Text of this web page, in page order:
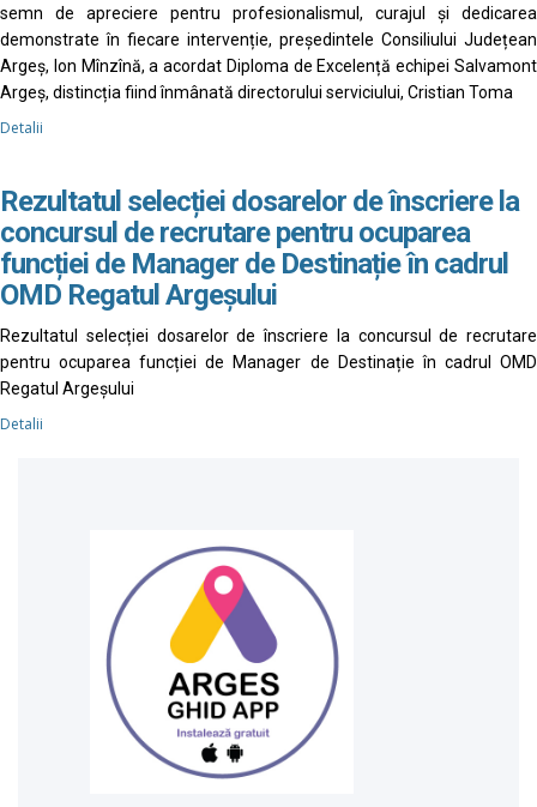
semn de apreciere pentru profesionalismul, curajul și dedicarea
demonstrate în fiecare intervenție, președintele Consiliului Județean
Argeș, Ion Mînzînă, a acordat Diploma de Excelență echipei Salvamont
Argeș, distincția fiind înmânată directorului serviciului, Cristian Toma
Detalii
Rezultatul selecției dosarelor de înscriere la
concursul de recrutare pentru ocuparea
funcției de Manager de Destinație în cadrul
OMD Regatul Argeșului
Rezultatul selecției dosarelor de înscriere la concursul de recrutare
pentru ocuparea funcției de Manager de Destinație în cadrul OMD
Regatul Argeșului
Detalii